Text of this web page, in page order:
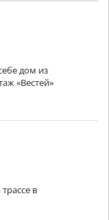
дом из
«Вестей»
в